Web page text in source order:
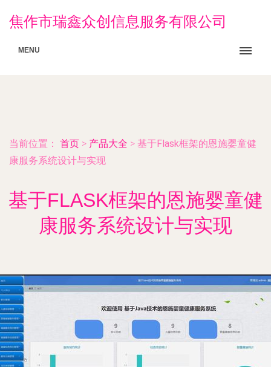
焦作市瑞鑫众创信息服务有限公司
MENU
当前位置： 首页 > 产品大全 > 基于Flask框架的恩施婴童健
康服务系统设计与实现
基于FLASK框架的恩施婴童健
康服务系统设计与实现